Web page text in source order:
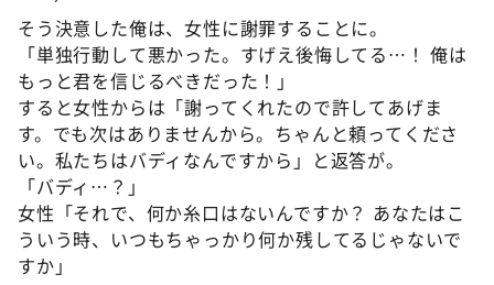
そう決意した俺は、女性に謝罪することに。
「単独行動して悪かった。すげえ後悔してる…！ 俺は
もっと君を信じるべきだった！」
すると女性からは「謝ってくれたので許してあげま
す。でも次はありませんから。ちゃんと頼ってくださ
い。私たちはバディなんですから」と返答が。
「バディ…？」
女性「それで、何か糸口はないんですか？ あなたはこ
ういう時、いつもちゃっかり何か残してるじゃないで
すか」